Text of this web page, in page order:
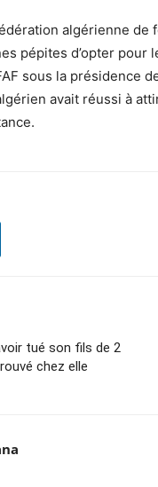
algérienne
pépites d’opter pour
sous la présidence
avait réussi à
tué son fils de 2
chez elle